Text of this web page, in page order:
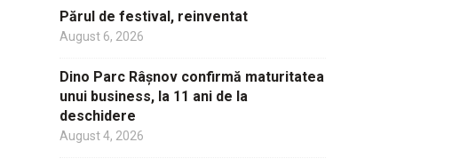
Părul de festival, reinventat
August 6, 2026
Dino Parc Râșnov confirmă maturitatea
unui business, la 11 ani de la
deschidere
August 4, 2026